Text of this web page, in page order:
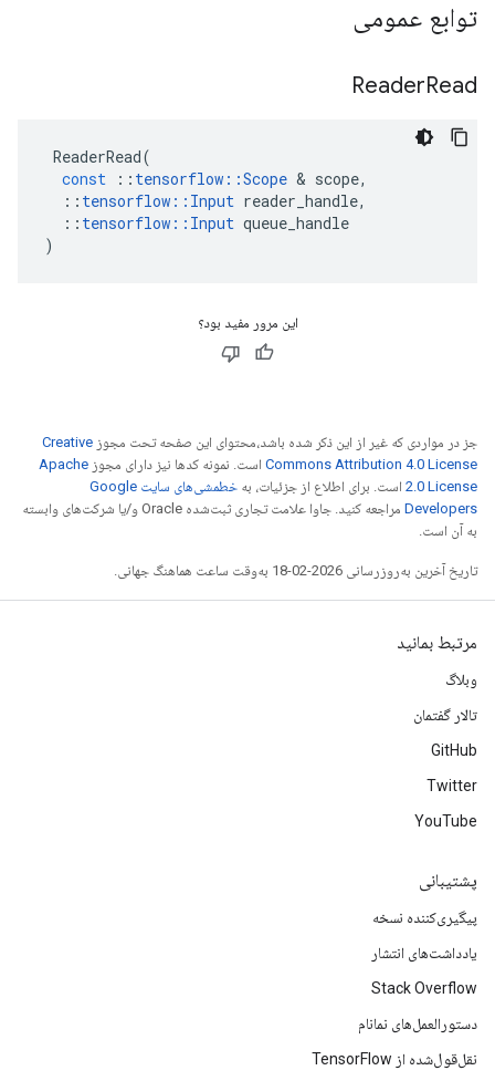
توابع عمومی
ReaderRead
ReaderRead(
const
:: tensorflow ::Scope & scope,
:: tensorflow :: Input reader_handle,
:: tensorflow :: Input queue_handle
)
این مرور مفید بود؟
جز در مواردی که غیر از این ذکر شده باشد،‌محتوای این صفحه تحت مجوز Creative
Commons Attribution 4.0 License است. نمونه کدها نیز دارای مجوز Apache
2.0 License است. برای اطلاع از جزئیات، به
خطمشی‌های سایت Google
Developers‏
مراجعه کنید. جاوا علامت تجاری ثبت‌شده Oracle و/یا شرکت‌های وابسته
به آن است.
تاریخ آخرین به‌روزرسانی 2026-02-18 به‌وقت ساعت هماهنگ جهانی.
مرتبط بمانید
وبلاگ
تالار گفتمان
GitHub
Twitter
YouTube
پشتیبانی
پیگیری‌کننده نسخه
یادداشت‌های انتشار
Stack Overflow
دستورالعمل‌های نمانام
نقل‌قول‌شده از TensorFlow